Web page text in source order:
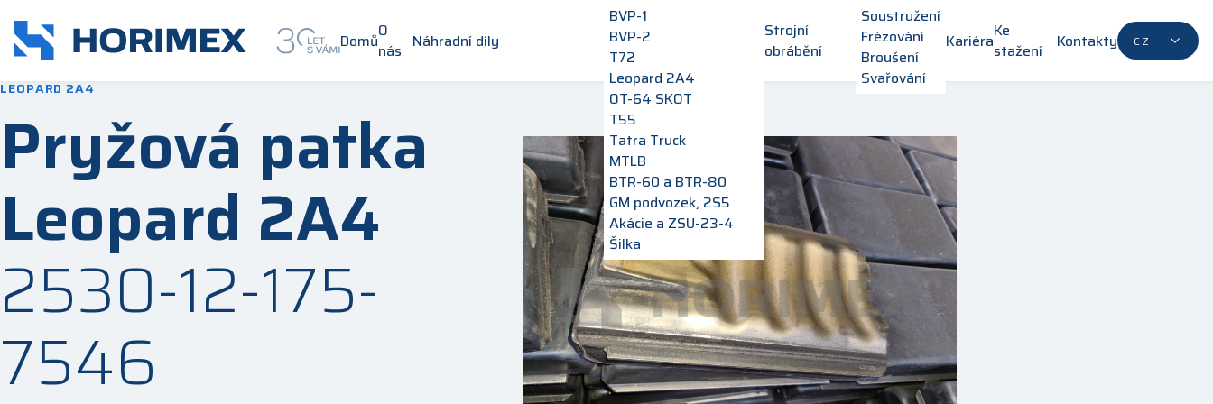
DomůO
nás Náhradní díly
BVP-1
BVP-2
T72
Leopard 2A4
OT-64 SKOT
T55
Tatra Truck
MTLB
BTR-60 a BTR-80
GM podvozek, 2S5
Akácie a ZSU-23-4
Šilka
Strojní
obrábění
Soustružení
Frézování
Broušení
Svařování
KariéraKe
stažení
Kontakty CZ
LEOPARD 2A4
Pryžová patka
Leopard 2A4
2530-12-175-
7546